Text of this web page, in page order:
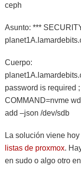
ceph
Asunto: ***
Cuerpo:
password is required
COMMAND=nvme
add –json /dev/sdb
La solución viene
listas de proxmox.
en sudo o algo otro